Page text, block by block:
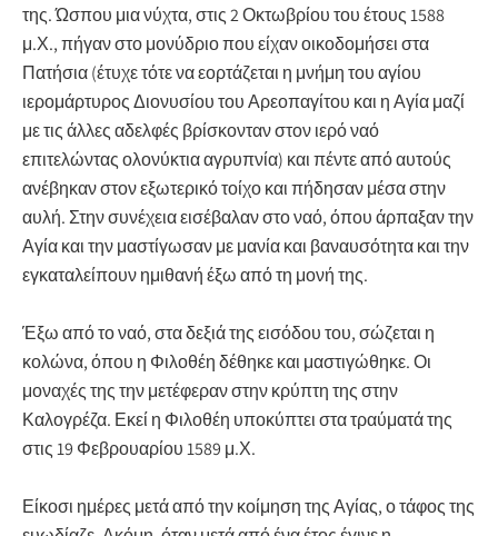
της. Ώσπου μια νύχτα, στις 2 Οκτωβρίου του έτους 1588
μ.Χ., πήγαν στο μονύδριο που είχαν οικοδομήσει στα
Πατήσια (έτυχε τότε να εορτάζεται η μνήμη του αγίου
ιερομάρτυρος Διονυσίου του Αρεοπαγίτου και η Αγία μαζί
με τις άλλες αδελφές βρίσκονταν στον ιερό ναό
επιτελώντας ολονύκτια αγρυπνία) και πέντε από αυτούς
ανέβηκαν στον εξωτερικό τοίχο και πήδησαν μέσα στην
αυλή. Στην συνέχεια εισέβαλαν στο ναό, όπου άρπαξαν την
Αγία και την μαστίγωσαν με μανία και βαναυσότητα και την
εγκαταλείπουν ημιθανή έξω από τη μονή της.
Έξω από το ναό, στα δεξιά της εισόδου του, σώζεται η
κολώνα, όπου η Φιλοθέη δέθηκε και μαστιγώθηκε. Οι
μοναχές της την μετέφεραν στην κρύπτη της στην
Καλογρέζα. Εκεί η Φιλοθέη υποκύπτει στα τραύματά της
στις 19 Φεβρουαρίου 1589 μ.Χ.
Είκοσι ημέρες μετά από την κοίμηση της Αγίας, ο τάφος της